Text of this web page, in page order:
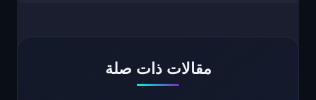
مقالات ذات صلة